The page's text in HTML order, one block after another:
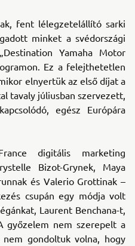
fent lélegzetelállító sarki
minket a svédországi
Yamaha Motor
Ez a felejthetetlen
elnyertük az első díjat a
tavaly júliusban szervezett,
egész Európára
digitális marketing
Bizot-Grynek, Maya
és Valerio Grottinak –
csupán egy módja volt
Laurent Benchana-t,
nem szerepelt a
gondoltuk volna, hogy